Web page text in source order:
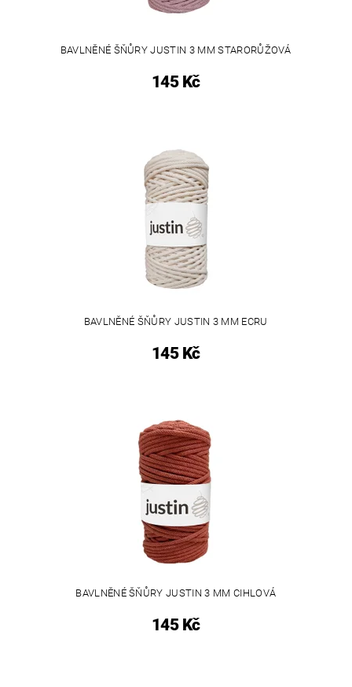
BAVLNĚNÉ ŠŇŮRY JUSTIN 3 MM STARORŮŽOVÁ
145 Kč
BAVLNĚNÉ ŠŇŮRY JUSTIN 3 MM ECRU
145 Kč
BAVLNĚNÉ ŠŇŮRY JUSTIN 3 MM CIHLOVÁ
145 Kč